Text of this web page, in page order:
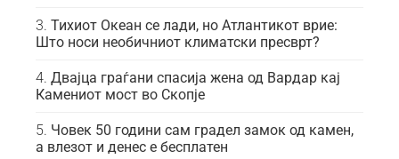
Тихиот Океан се лади, но Атлантикот врие:
Што носи необичниот климатски пресврт?
Двајца граѓани спасија жена од Вардар кај
Камениот мост во Скопје
Човек 50 години сам градел замок од камен,
а влезот и денес е бесплатен